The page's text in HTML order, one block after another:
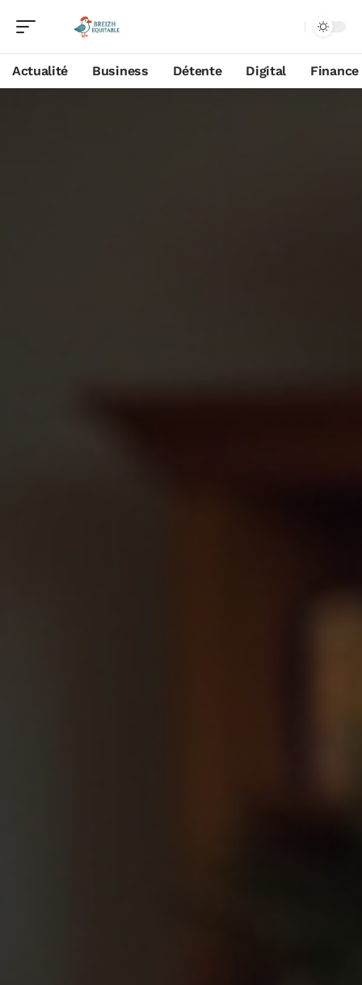
Actualité Business Détente Digital Finance